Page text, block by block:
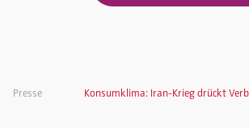
Presse Konsumklima: Iran-Krieg drückt